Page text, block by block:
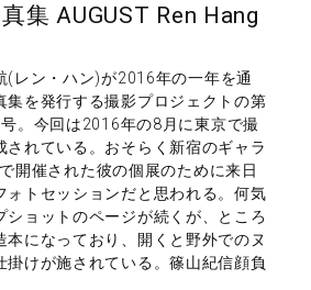
集 AUGUST Ren Hang
(レン・ハン)が2016年の一年を通
集を発行する撮影プロジェクトの第
。今回は2016年の8月に東京で撮
されている。おそらく新宿のギャラ
開催された彼の個展のために来日
ォトセッションだと思われる。何気
ショットのページが続くが、ところ
本になっており、開くと野外でのヌ
掛けが施されている。篠山紀信顔負